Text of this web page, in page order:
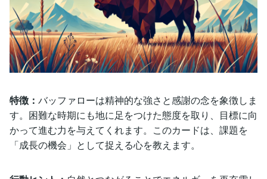
特徴： バッファローは精神的な強さと感謝の念を象徴しま
す。困難な時期にも地に足をつけた態度を取り、目標に向
かって進む力を与えてくれます。このカードは、課題を
「成長の機会」として捉える心を教えます。